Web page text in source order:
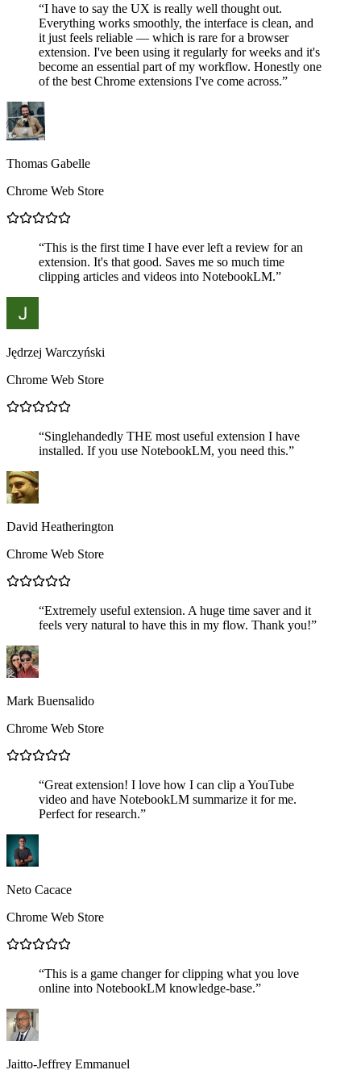
“I have to say the UX is really well thought out.
Everything works smoothly, the interface is clean, and
it just feels reliable — which is rare for a browser
extension. I've been using it regularly for weeks and it's
become an essential part of my workflow. Honestly one
of the best Chrome extensions I've come across.”
Thomas Gabelle
Chrome Web Store
“This is the first time I have ever left a review for an
extension. It's that good. Saves me so much time
clipping articles and videos into NotebookLM.”
Jędrzej Warczyński
Chrome Web Store
“Singlehandedly THE most useful extension I have
installed. If you use NotebookLM, you need this.”
David Heatherington
Chrome Web Store
“Extremely useful extension. A huge time saver and it
feels very natural to have this in my flow. Thank you!”
Mark Buensalido
Chrome Web Store
“Great extension! I love how I can clip a YouTube
video and have NotebookLM summarize it for me.
Perfect for research.”
Neto Cacace
Chrome Web Store
“This is a game changer for clipping what you love
online into NotebookLM knowledge-base.”
Jaitto-Jeffrey Emmanuel